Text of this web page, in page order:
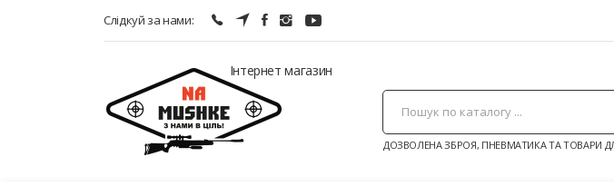
Слідкуй за нами:
Інтернет магазин
ДОЗВОЛЕНА ЗБРОЯ, ПНЕВМАТИКА ТА ТОВАРИ